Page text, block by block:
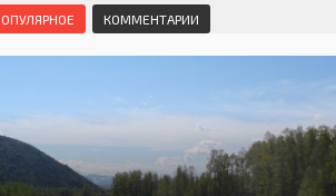
Маршруты. Улицы, остановки
Автобусы Магадан – Аэропорт
Таблица приливов отливов
Мошенники
Интернет
Браконьеры
КОММЕНТАРИИ